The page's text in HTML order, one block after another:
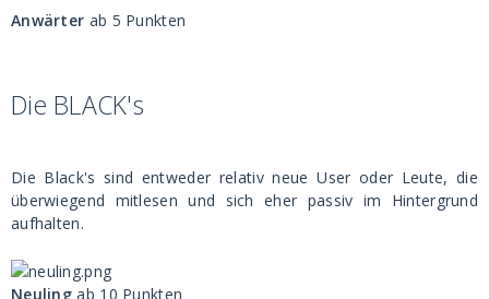
Anwärter ab 5 Punkten
Die BLACK's
Die Black's sind entweder relativ neue User oder Leute, die
überwiegend mitlesen und sich eher passiv im Hintergrund
aufhalten.
Neulingab 10 Punkten